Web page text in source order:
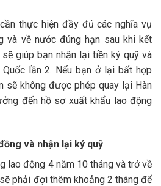
thực hiện đầy đủ các nghĩa vụ
và về nước đúng hạn sau khi kết
giúp bạn nhận lại tiền ký quỹ và
lần 2. Nếu bạn ở lại bất hợp
sẽ không được phép quay lại Hàn
đến hồ sơ xuất khẩu lao động
và nhận lại ký quỹ
lao động 4 năm 10 tháng và trở về
phải đợi thêm khoảng 2 tháng để